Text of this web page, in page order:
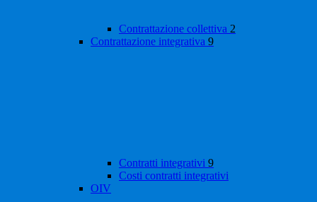
Contrattazione collettiva 2
Contrattazione integrativa 9
Contratti integrativi 9
Costi contratti integrativi
OIV